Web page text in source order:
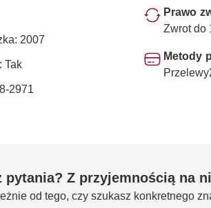
2007
Tak
2971
Prawo
Zwrot do
Metody
pytania? Z przyjemnością na
od tego, czy szukasz konkretnego